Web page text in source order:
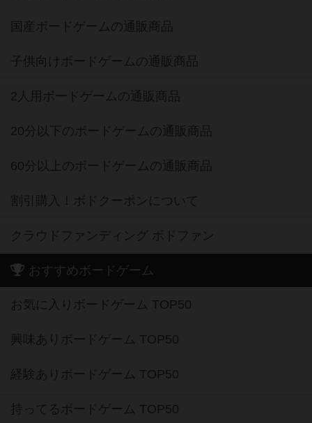
国産ボードゲームの通販商品
子供向けボードゲームの通販商品
2人用ボードゲームの通販商品
20分以下のボードゲームの通販商品
60分以上のボードゲームの通販商品
割引購入！ボドクーポンについて
クラウドファンディング ボドファン
おすすめボードゲーム
お気に入りボードゲーム TOP50
興味ありボードゲーム TOP50
経験ありボードゲーム TOP50
持ってるボードゲーム TOP50